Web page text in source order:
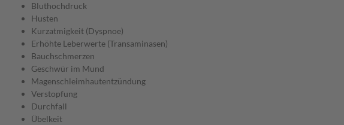
Bluthochdruck
Husten
Kurzatmigkeit (Dyspnoe)
Erhöhte Leberwerte (Transaminasen)
Bauchschmerzen
Geschwür im Mund
Magenschleimhautentzündung
Verstopfung
Durchfall
Übelkeit